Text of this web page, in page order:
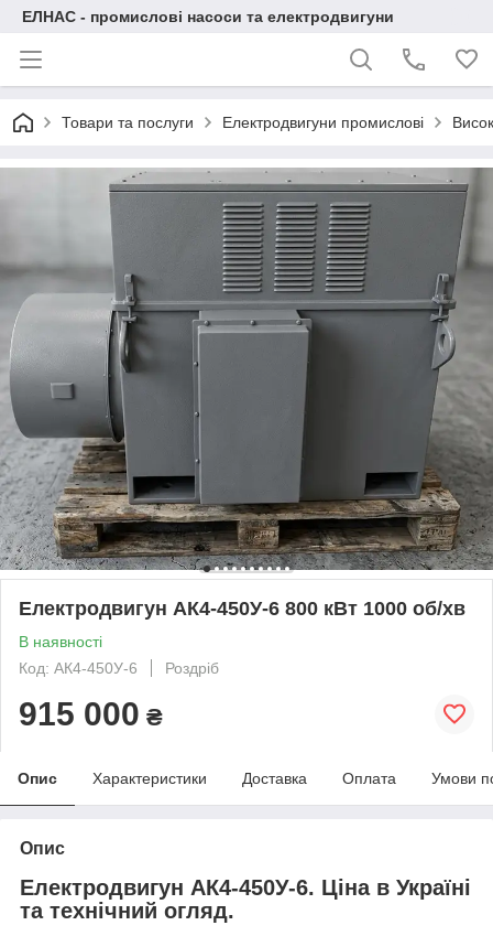
ЕЛНАС - промислові насоси та електродвигуни
Товари та послуги Електродвигуни промислові
Електродвигун АК4-450У-6 800 кВт 1000 об/хв
В наявності
Код: AК4-450У-6
Роздріб
915 000 ₴
Опис Характеристики Доставка Оплата Умови
Опис
Електродвигун АК4-450У-6. Ціна в Україні
та технічний огляд.